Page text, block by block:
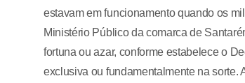
estavam em funcionamento quando os
Ministério Público da comarca de
fortuna ou azar, conforme estabelece o
exclusiva ou fundamentalmente na sorte.